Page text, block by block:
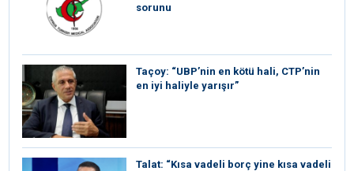
sorunu
Taçoy: “UBP’nin en kötü hali, CTP’nin
en iyi haliyle yarışır”
Talat: “Kısa vadeli borç yine kısa vadeli